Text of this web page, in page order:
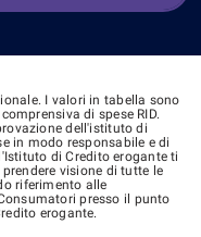
I valori in tabella sono
di spese RID.
dell'istituto di
in modo responsabile e di
di Credito erogante ti
visione di tutte le
riferimento alle
presso il punto
erogante.